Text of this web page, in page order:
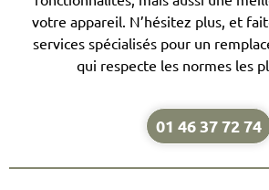
votre appareil. N’hésitez plus, et
services spécialisés pour un
qui respecte les normes les
01 46 37 72 74